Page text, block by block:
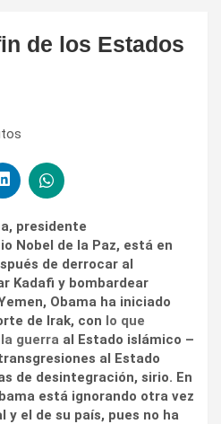
de los Estados
presidente
Nobel de la Paz, está en
de derrocar al
Kadafi y bombardear
Obama ha iniciado
de Irak, con lo que
guerra al Estado islámico –
al Estado
de desintegración, sirio. En
está ignorando otra vez
el de su país, pues no ha